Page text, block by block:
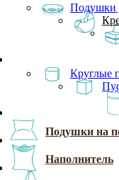
Подушки
Круглые
Подушки на
Наполнитель